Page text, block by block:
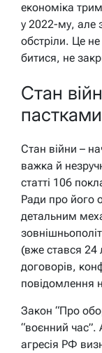
економіка
у 2022-му, але
обстріли. Це
битися, не
Стан
Стан війни –
важка й
статті 106
Ради про його
детальним
(вже стався
договорів,
повідомлення
Закон “Про
“воєнний час”.
агресія РФ